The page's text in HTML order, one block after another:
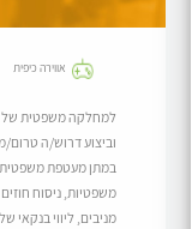
אווירה כיפית
למחלקה משפטית של
וביצוע דרוש/ה
במתן מעטפת משפטית
משפטיות, ניסוח
מניבים, ליווי בנקאי